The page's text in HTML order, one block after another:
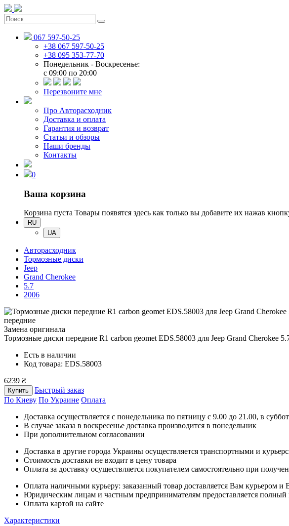
067 597-50-25
+38 067 597-50-25
+38 095 353-77-70
Понедельник - Воскресенье:
c 09:00 по 20:00
Перезвоните мне
Про Авторасходник
Доставка и оплата
Гарантия и возврат
Статьи и обзоры
Наши бренды
Контакты
0
Ваша корзина
Корзина пуста Товары появятся здесь как только вы добавите их нажав
RU
UA
Авторасходник
Тормозные диски
Jeep
Grand Cherokee
5.7
2006
передние
Замена оригинала
Тормозные диски передние R1 carbon geomet EDS.58003 для Jeep Grand Cherokee
Есть в наличии
Код товара: EDS.58003
6239 ₴
Купить
Быстрый заказ
По Киеву По Украине Оплата
Доставка осуществляется с понедельника по пятницу с 9.00 до 21.00, в
В случае заказа в воскресенье доставка производится в понедельник
При дополнительном согласовании
Доставка в другие города Украины осуществляется транспортными и
Стоимость доставки не входит в цену товара
Оплата за доставку осуществляется покупателем самостоятельно при
Оплата наличными курьеру: заказанный товар доставляется Вам курьером и
Юридическим лицам и частным предпринимателям предоставляется полный
Оплата картой на сайте
Характеристики